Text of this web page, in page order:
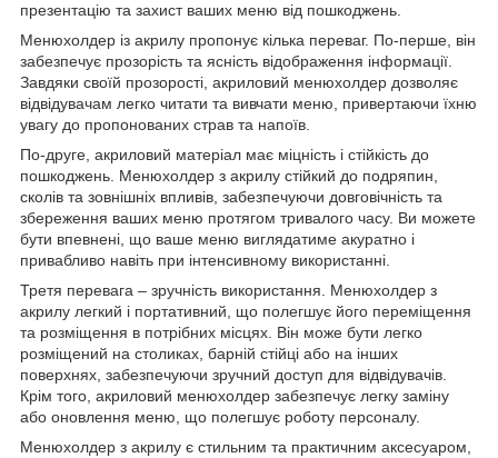
презентацію та захист ваших меню від пошкоджень.
Менюхолдер із акрилу пропонує кілька переваг. По-перше, він
забезпечує прозорість та ясність відображення інформації.
Завдяки своїй прозорості, акриловий менюхолдер дозволяє
відвідувачам легко читати та вивчати меню, привертаючи їхню
увагу до пропонованих страв та напоїв.
По-друге, акриловий матеріал має міцність і стійкість до
пошкоджень. Менюхолдер з акрилу стійкий до подряпин,
сколів та зовнішніх впливів, забезпечуючи довговічність та
збереження ваших меню протягом тривалого часу. Ви можете
бути впевнені, що ваше меню виглядатиме акуратно і
привабливо навіть при інтенсивному використанні.
Третя перевага – зручність використання. Менюхолдер з
акрилу легкий і портативний, що полегшує його переміщення
та розміщення в потрібних місцях. Він може бути легко
розміщений на столиках, барній стійці або на інших
поверхнях, забезпечуючи зручний доступ для відвідувачів.
Крім того, акриловий менюхолдер забезпечує легку заміну
або оновлення меню, що полегшує роботу персоналу.
Менюхолдер з акрилу є стильним та практичним аксесуаром,